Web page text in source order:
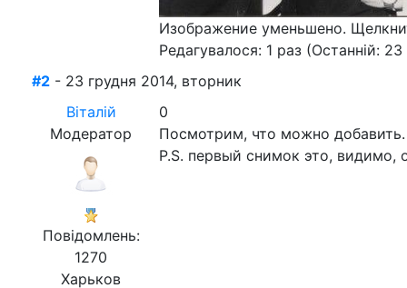
Изображение уменьшено.
Редагувалося: 1 раз (Останній:
#2 - 23 грудня 2014, вторник
Віталій
Модератор
Повідомлень:
1270
Харьков
0
Посмотрим, что можно
P.S. первый снимок это, видимо,